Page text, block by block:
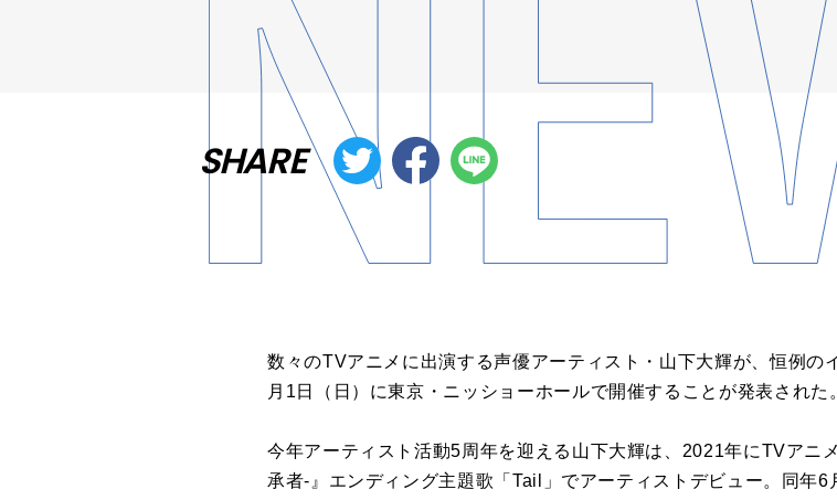
SHARE
数々のTVアニメに出演する声優アーティスト・山下大輝が、恒例
月1日（日）に東京・ニッショーホールで開催することが発表された。
今年アーティスト活動5周年を迎える山下大輝は、2021年にTVアニ
承者-』エンディング主題歌「Tail」でアーティストデビュー。同年